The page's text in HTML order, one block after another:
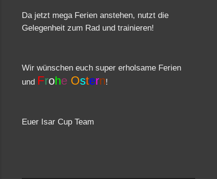
Da jetzt mega Ferien anstehen, nutzt die
Gelegenheit zum Rad und trainieren!
Wir wünschen euch super erholsame Ferien
und Frohe Ostern!
Euer Isar Cup Team